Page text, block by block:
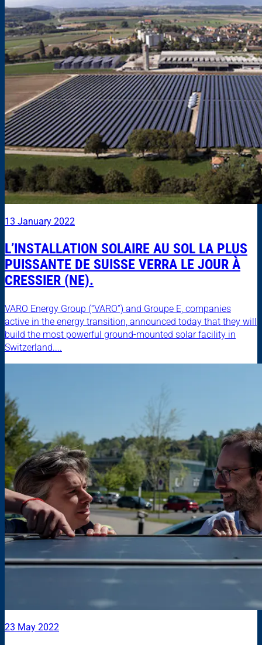
13 January 2022
L’INSTALLATION SOLAIRE AU SOL LA PLUS
PUISSANTE DE SUISSE VERRA LE JOUR À
CRESSIER (NE).
VARO Energy Group (“VARO”) and Groupe E, companies
active in the energy transition, announced today that they will
build the most powerful ground-mounted solar facility in
Switzerland....
23 May 2022